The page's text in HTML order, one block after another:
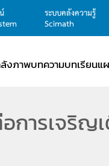
ระบบคลังความรู้
Scimath
งภาพบทความบทเรียนแ
การเจริญ